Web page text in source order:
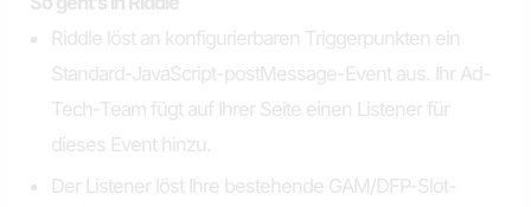
Riddle löst an konfigurierbaren Triggerpunkten ein
Standard-JavaScript-postMessage-Event aus. Ihr Ad-
Tech-Team fügt auf Ihrer Seite einen Listener für
dieses Event hinzu.
Der Listener löst Ihre bestehende GAM/DFP-Slot-